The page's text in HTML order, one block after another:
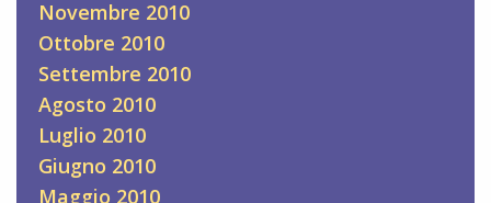
Novembre 2010
Ottobre 2010
Settembre 2010
Agosto 2010
Luglio 2010
Giugno 2010
Maggio 2010